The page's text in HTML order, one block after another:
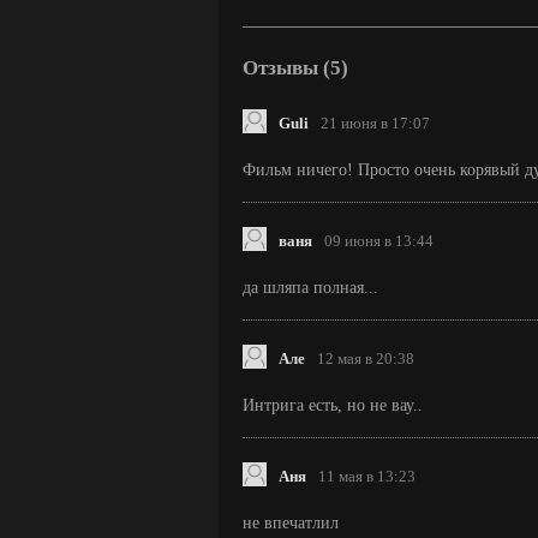
Отзывы (5)
Guli 21 июня в 17:07
Фильм ничего! Просто очень корявый
ваня 09 июня в 13:44
да шляпа полная...
Але 12 мая в 20:38
Интрига есть, но не вау..
Аня 11 мая в 13:23
не впечатлил